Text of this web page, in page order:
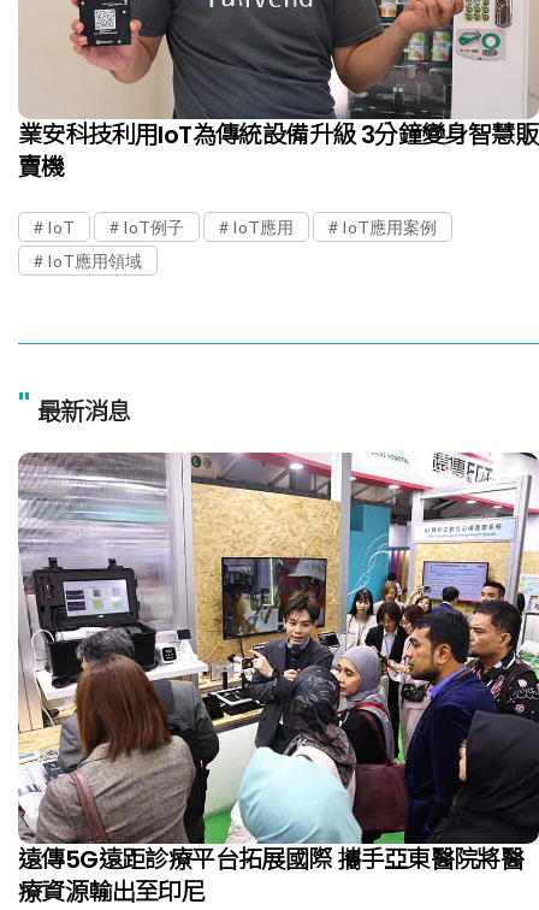
業安科技利用IoT為傳統設備升級 3分鐘變身智慧販
賣機
IoT IoT例子 IoT應用
IoT應用案例
IoT應用領域
" 最新消息
遠傳5G遠距診療平台拓展國際 攜手亞東醫院將醫
療資源輸出至印尼